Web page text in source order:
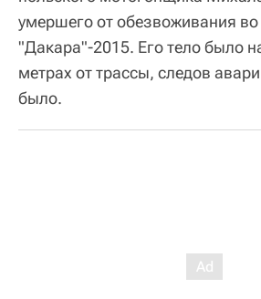
умершего от обезвоживания
"Дакара"-2015. Его тело было
метрах от трассы, следов
было.